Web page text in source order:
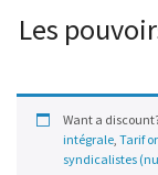
Les
Want a
intégrale, Tarif
syndicalistes